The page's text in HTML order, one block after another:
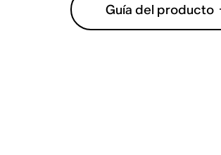
Guía del producto